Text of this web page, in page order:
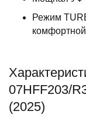
Режим
07HFF203/
(2025)